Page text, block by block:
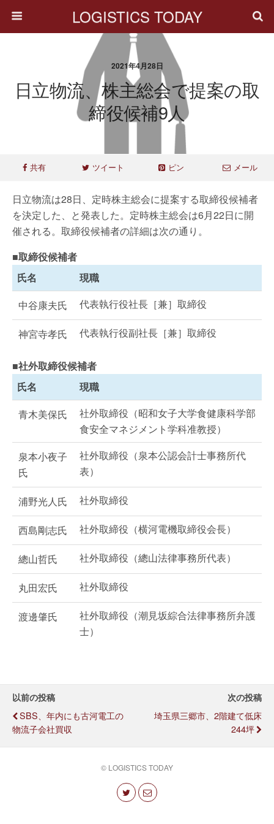
LOGISTICS TODAY
2021年4月28日
日立物流、株主総会で提案の取
締役候補9人
共有 ツイート ピン メール
日立物流は28日、定時株主総会に提案する取締役候補者
を決定した、と発表した。定時株主総会は6月22日に開
催される。取締役候補者の詳細は次の通り。
■取締役候補者
氏名
現職
中谷康夫氏
代表執行役社長［兼］取締役
神宮寺孝氏 代表執行役副社長［兼］取締役
■社外取締役候補者
氏名
現職
青木美保氏
社外取締役（昭和女子大学食健康科学部
食安全マネジメント学科准教授）
泉本小夜子
氏
社外取締役（泉本公認会計士事務所代
表）
浦野光人氏 社外取締役
西島剛志氏 社外取締役（横河電機取締役会長）
總山哲氏 社外取締役（總山法律事務所代表）
丸田宏氏 社外取締役
渡邊肇氏
社外取締役（潮見坂綜合法律事務所弁護
士）
以前の投稿
SBS、年内にも古河電工の
物流子会社買収
次の投稿
埼玉県三郷市、2階建て低床
244坪
© LOGISTICS TODAY